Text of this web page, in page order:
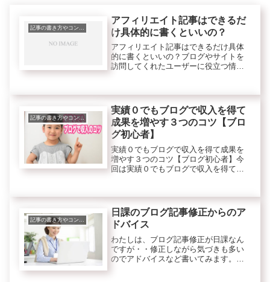
アフィリエイト記事はできるだ
け具体的に書くといいの？
アフィリエイト記事はできるだけ具体
的に書くといいの？ブログやサイトを
訪問してくれたユーザーに役立つ情報
とはいえます。しかし具体的に書きす
ぎて、
記事の書き方やコンテンツのこと
実績０でもブログで収入を得て
成果を増やす３つのコツ【ブロ
グ初心者】
実績０でもブログで収入を得て成果を
増やす３つのコツ【ブログ初心者】今
回は実績０でもブログで収入を得て増
ますよね。確かに実績があればブログ
でも何でも収入を増やすのは簡単で
す。...
記事の書き方やコンテンツのこと
日課のブログ記事修正からのア
ドバイス
わたしは、ブログ記事修正が日課なん
ですが・・修正しながら気づきも多い
のでアドバイスなど書いてみます。何